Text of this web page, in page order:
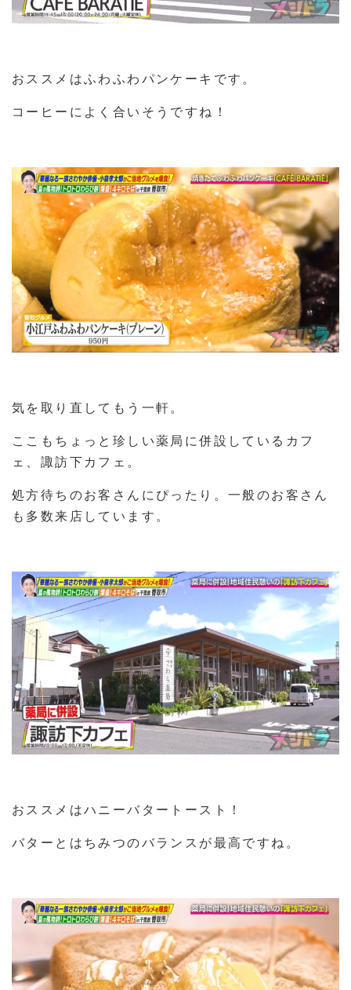
おススメはふわふわパンケーキです。
コーヒーによく合いそうですね！
気を取り直してもう一軒。
ここもちょっと珍しい薬局に併設しているカフ
ェ、諏訪下カフェ。
処方待ちのお客さんにぴったり。一般のお客さん
も多数来店しています。
おススメはハニーバタートースト！
バターとはちみつのバランスが最高ですね。